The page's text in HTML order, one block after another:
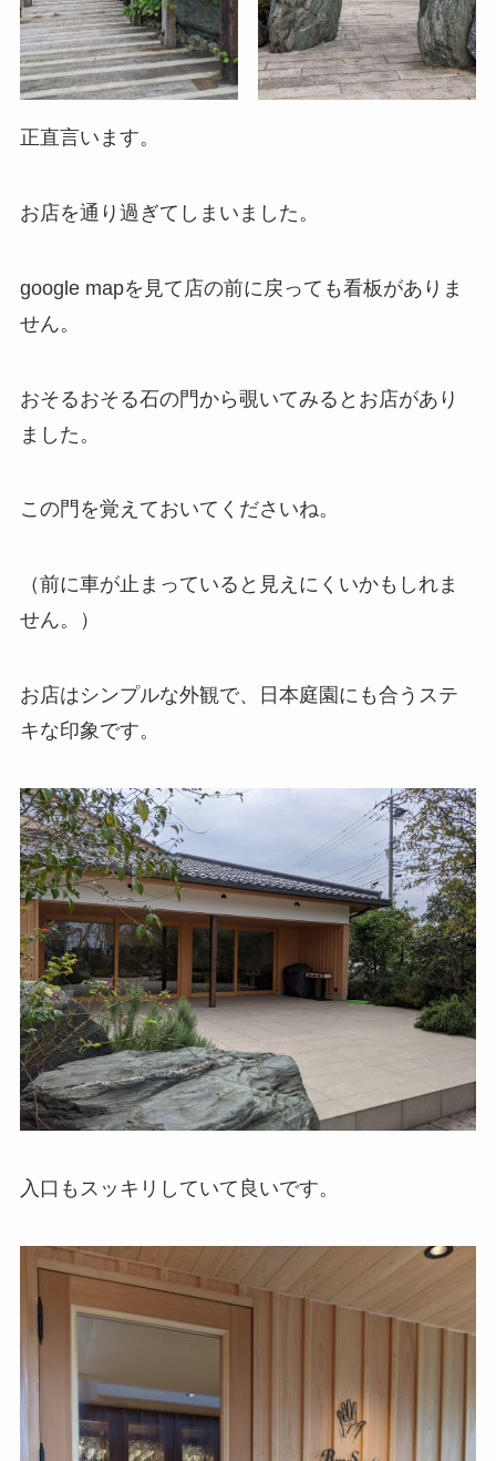
正直言います。
お店を通り過ぎてしまいました。
google mapを見て店の前に戻っても看板がありま
せん。
おそるおそる石の門から覗いてみるとお店があり
ました。
この門を覚えておいてくださいね。
（前に車が止まっていると見えにくいかもしれま
せん。）
お店はシンプルな外観で、日本庭園にも合うステ
キな印象です。
入口もスッキリしていて良いです。